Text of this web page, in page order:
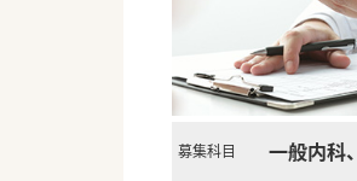
募集科目 一般内科